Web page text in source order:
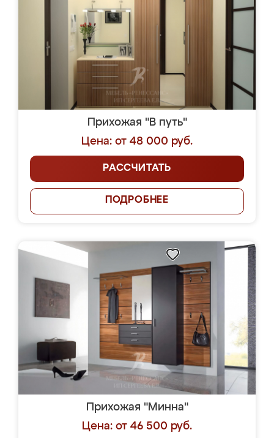
Прихожая "В путь"
Цена: от 48 000 руб.
РАССЧИТАТЬ
ПОДРОБНЕЕ
Прихожая "Минна"
Цена: от 46 500 руб.